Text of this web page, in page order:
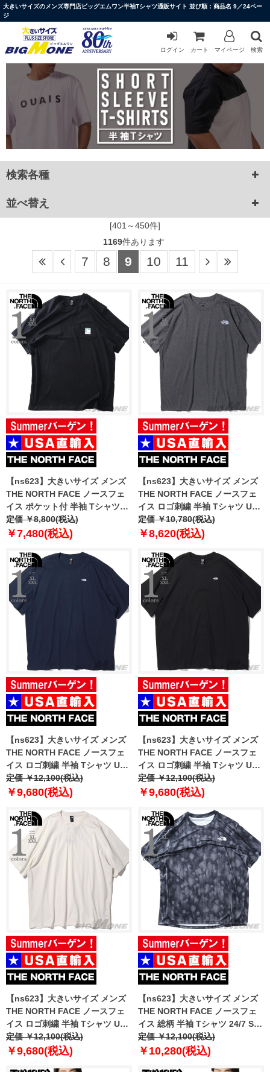
大きいサイズのメンズ専門店ビッグエムワン半袖Tシャツ通販サイト 並び順：商品名 9／24ペー
ジ
ログイン カート マイページ 検索
検索各種
並べ替え
[401～450件]
1169件あります
7 8 9 10 11
【ns623】大きいサイズ メンズ
THE NORTH FACE ノースフェ
イス ポケット付 半袖 Tシャツ
MOUNTAIN LOGO RLX SS TEE
USA直輸入 nf0a8guu-jk3
定価 ￥8,800(税込)
￥7,480(税込)
【ns623】大きいサイズ メンズ
THE NORTH FACE ノースフェ
イス ロゴ刺繍 半袖 Tシャツ USA
直輸入 nf0a84gd-gaz
定価 ￥10,780(税込)
￥8,620(税込)
【ns623】大きいサイズ メンズ
THE NORTH FACE ノースフェ
イス ロゴ刺繍 半袖 Tシャツ USA
直輸入 nf0a8evw-8k2
定価 ￥12,100(税込)
￥9,680(税込)
【ns623】大きいサイズ メンズ
THE NORTH FACE ノースフェ
イス ロゴ刺繍 半袖 Tシャツ USA
直輸入 nf0a8evw-jk3
定価 ￥12,100(税込)
￥9,680(税込)
【ns623】大きいサイズ メンズ
THE NORTH FACE ノースフェ
イス ロゴ刺繍 半袖 Tシャツ USA
直輸入 nf0a8evw-qli
定価 ￥12,100(税込)
￥9,680(税込)
【ns623】大きいサイズ メンズ
THE NORTH FACE ノースフェ
イス 総柄 半袖 Tシャツ 24/7 SS
TEE-PRINT USA直輸入
nf0a8g85-mf4
定価 ￥12,100(税込)
￥10,280(税込)